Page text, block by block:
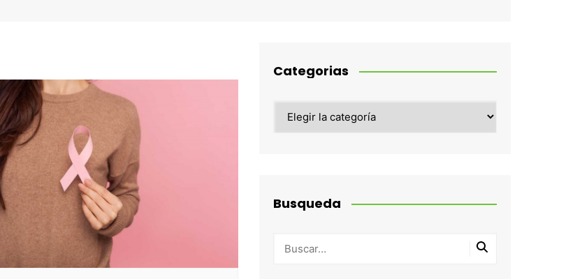
Categorias
Busqueda